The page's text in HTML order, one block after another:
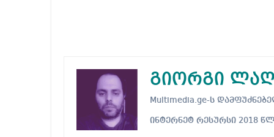
გიორგი
Multimedia.ge-ს
ინტერნეტ რესურსი 2018